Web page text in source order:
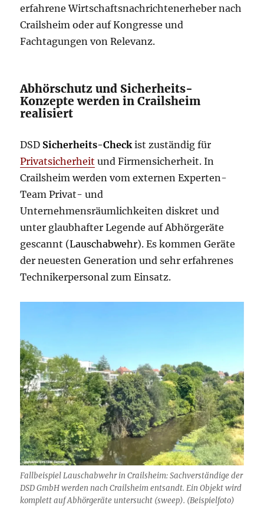
erfahrene Wirtschaftsnachrichtenerheber nach
Crailsheim oder auf Kongresse und
Fachtagungen von Relevanz.
Abhörschutz und Sicherheits-
Konzepte werden in Crailsheim
realisiert
DSD Sicherheits-Checkist zuständig für
Privatsicherheit und Firmensicherheit. In
Crailsheim werden vom externen Experten-
Team Privat- und
Unternehmensräumlichkeiten diskret und
unter glaubhafter Legende auf Abhörgeräte
gescannt (Lauschabwehr). Es kommen Geräte
der neuesten Generation und sehr erfahrenes
Technikerpersonal zum Einsatz.
Fallbeispiel Lauschabwehr in Crailsheim: Sachverständige der
DSD GmbH werden nach Crailsheim entsandt. Ein Objekt wird
komplett auf Abhörgeräte untersucht (sweep). (Beispielfoto)